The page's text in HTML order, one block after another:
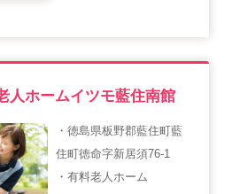
人ホームイツモ藍住南館
・徳島県板野郡藍住町藍
住町徳命字新居須76-1
・有料老人ホーム